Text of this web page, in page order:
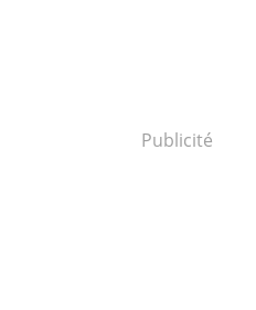
Publicité